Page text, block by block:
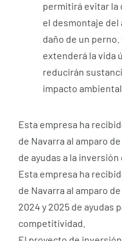
permitirá evitar la
el desmontaje
daño de un
extenderá la vida
reducirán
impacto
Esta empresa ha
de Navarra al amparo
de ayudas a la
Esta empresa ha
de Navarra al amparo
2024 y 2025 de ayudas
competitividad.